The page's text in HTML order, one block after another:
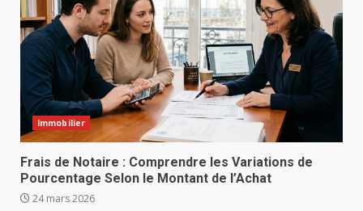
Immobilier
Frais de Notaire : Comprendre les Variations de
Pourcentage Selon le Montant de l’Achat
24 mars 2026